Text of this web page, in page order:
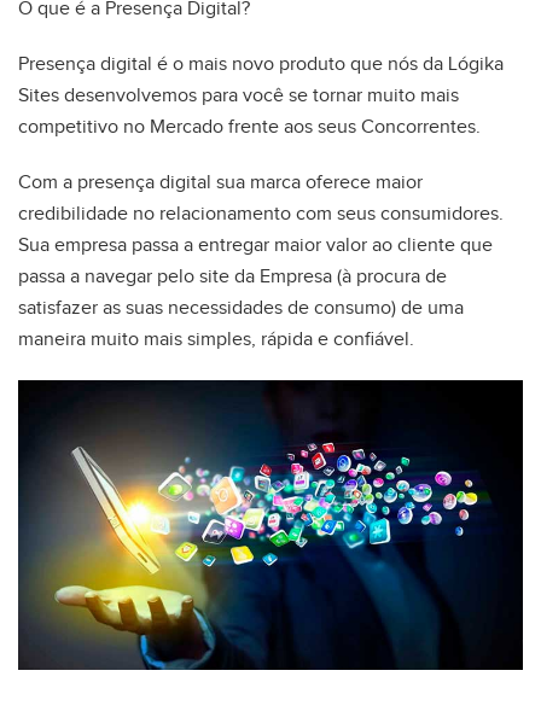
O que é a Presença Digital?
Presença digital é o mais novo produto que nós da Lógika
Sites desenvolvemos para você se tornar muito mais
competitivo no Mercado frente aos seus Concorrentes.
Com a presença digital sua marca oferece maior
credibilidade no relacionamento com seus consumidores.
Sua empresa passa a entregar maior valor ao cliente que
passa a navegar pelo site da Empresa (à procura de
satisfazer as suas necessidades de consumo) de uma
maneira muito mais simples, rápida e confiável.